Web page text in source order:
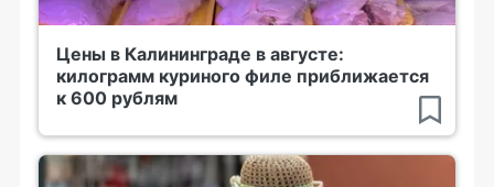
Цены в Калининграде в августе:
килограмм куриного филе приближается
к 600 рублям